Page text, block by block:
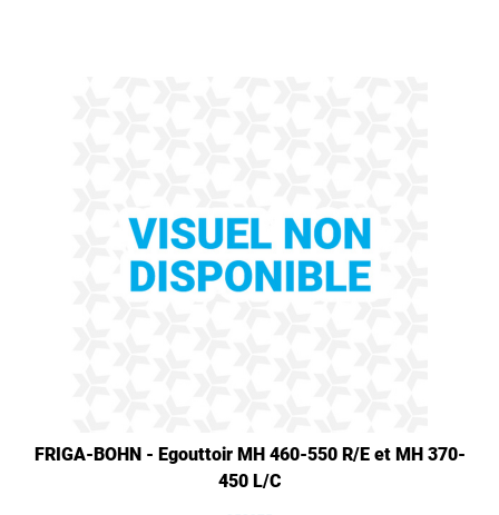
FRIGA-BOHN - Egouttoir MH 460-550 R/E et MH 370-
450 L/C